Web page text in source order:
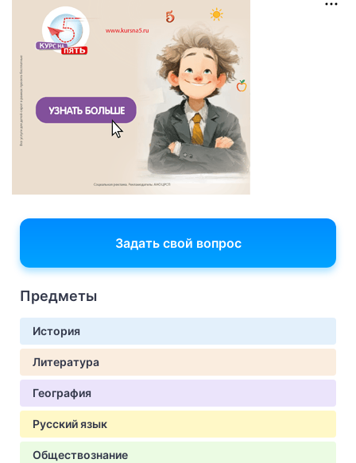
Задать свой вопрос
Предметы
История
Литература
География
Русский язык
Обществознание